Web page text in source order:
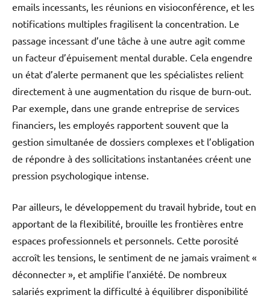
emails incessants, les réunions en visioconférence, et les
notifications multiples fragilisent la concentration. Le
passage incessant d’une tâche à une autre agit comme
un facteur d’épuisement mental durable. Cela engendre
un état d’alerte permanent que les spécialistes relient
directement à une augmentation du risque de burn-out.
Par exemple, dans une grande entreprise de services
financiers, les employés rapportent souvent que la
gestion simultanée de dossiers complexes et l’obligation
de répondre à des sollicitations instantanées créent une
pression psychologique intense.
Par ailleurs, le développement du travail hybride, tout en
apportant de la flexibilité, brouille les frontières entre
espaces professionnels et personnels. Cette porosité
accroît les tensions, le sentiment de ne jamais vraiment «
déconnecter », et amplifie l’anxiété. De nombreux
salariés expriment la difficulté à équilibrer disponibilité